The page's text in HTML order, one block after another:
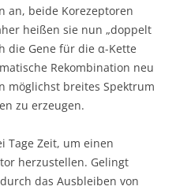
an, beide Korezeptoren
heißen sie nun „doppelt
die Gene für die α-Kette
Rekombination neu
möglichst breites Spektrum
zu erzeugen.
Tage Zeit, um einen
herzustellen. Gelingt
das Ausbleiben von